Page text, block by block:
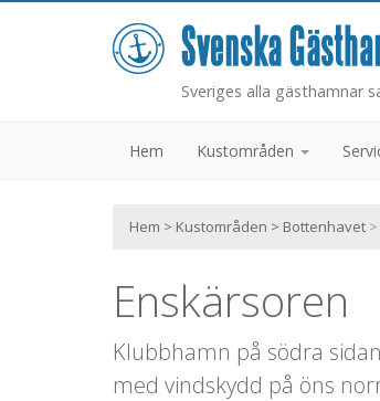
Sveriges alla gästhamnar
Hem Kustområden
Hem > Kustområden > Bottenhavet
Enskärsoren
Klubbhamn på södra
med vindskydd på öns